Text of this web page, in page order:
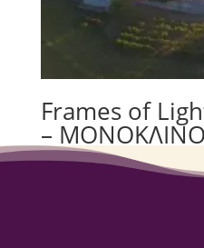
Frames of
– ΜΟΝΟΚΛΙΝΟ
2,914.00